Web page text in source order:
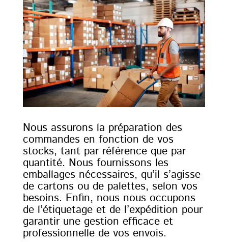
Nous assurons la préparation des
commandes en fonction de vos
stocks, tant par référence que par
quantité. Nous fournissons les
emballages nécessaires, qu’il s’agisse
de cartons ou de palettes, selon vos
besoins. Enfin, nous nous occupons
de l’étiquetage et de l’expédition pour
garantir une gestion efficace et
professionnelle de vos envois.